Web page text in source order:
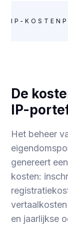
IP-
De
IP-
Het beheer
genereert
kosten:
en jaarlijkse